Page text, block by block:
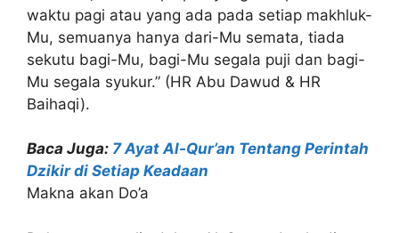
waktu pagi atau yang ada pada setiap makhluk-
Mu, semuanya hanya dari-Mu semata, tiada
sekutu bagi-Mu, bagi-Mu segala puji dan bagi-
Mu segala syukur.” (HR Abu Dawud & HR
Baihaqi).
Baca Juga: 7 Ayat Al-Qur’an Tentang Perintah
Dzikir di Setiap Keadaan
Makna akan Do’a